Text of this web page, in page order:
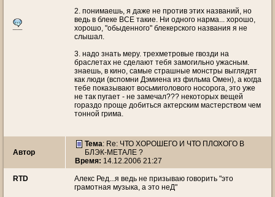
2. понимаешь, я даже не против этих названий, но
ведь в блеке ВСЕ такие. Ни одного нарма... хорошо,
хорошо, "обыденного" блекерского названия я не
слышал.
3. надо знать меру. трехметровые гвозди на
браслетах не сделают тебя замогильно ужасным.
знаешь, в кино, самые страшные монстры выглядят
как люди (вспомни Дэмиена из фильма Омен), а когда
тебе показывают восьмиголового носорога, это уже
не так пугает - не замечал??? некоторых вещей
гораздо проще добиться актерским мастерством чем
тонной грима.
Автор
Тема: Re: ЧТО ХОРОШЕГО И ЧТО ПЛОХОГО В
БЛЭК-МЕТАЛЕ ?
Время: 14.12.2006 21:27
RTD
Алекс Ред...я ведь не призываю говорить "это
грамотная музыка, а это неД"